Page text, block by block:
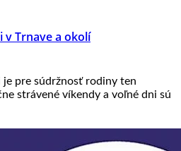
v Trnave a okolí
je pre súdržnosť rodiny ten
strávené víkendy a voľné dni sú